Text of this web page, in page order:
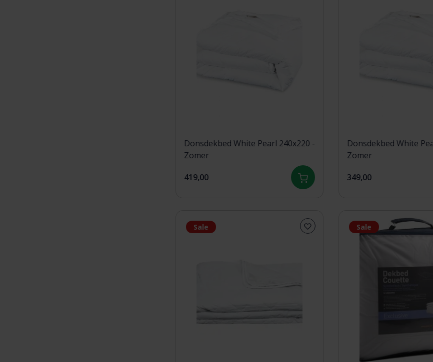
Donsdekbed White Pearl 240x220 -
Zomer
419,00
Donsdekbed White Pearl
Zomer
349,00
Sale Sale